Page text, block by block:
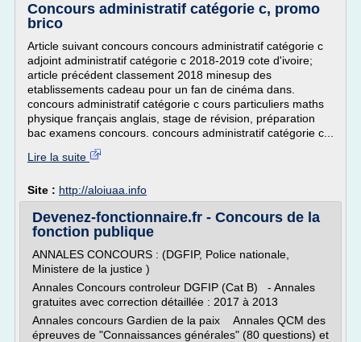
Concours administratif catégorie c, promo
brico
Article suivant concours concours administratif catégorie c
adjoint administratif catégorie c 2018-2019 cote d'ivoire;
article précédent classement 2018 minesup des
etablissements cadeau pour un fan de cinéma dans.
concours administratif catégorie c cours particuliers maths
physique français anglais, stage de révision, préparation
bac examens concours. concours administratif catégorie c...
Lire la suite
Site : http://aloiuaa.info
Devenez-fonctionnaire.fr - Concours de la
fonction publique
ANNALES CONCOURS : (DGFIP, Police nationale,
Ministere de la justice )
Annales Concours controleur DGFIP (Cat B) - Annales
gratuites avec correction détaillée : 2017 à 2013
Annales concours Gardien de la paix Annales QCM des
épreuves de "Connaissances générales" (80 questions) et